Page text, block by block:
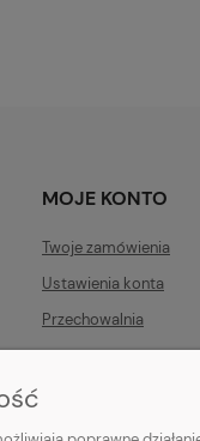
MOJE KONTO
Twoje zamówienia
Ustawienia konta
Przechowalnia